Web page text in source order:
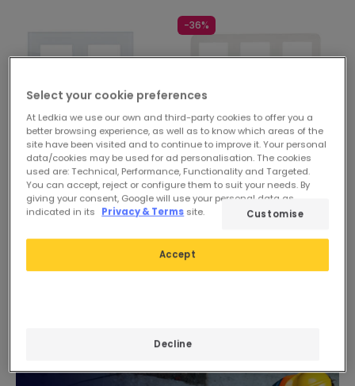
7,09 €
ADVANCED
Glazen frame met 2
Beschikbaar, levering
-36%
Voorheen 1,09 €
0,70 €
PROMO
Select your cookie preferences
At Ledkia we use our own and third-party cookies to offer you a
better browsing experience, as well as to know which areas of the
site have been visited and to continue to improve it. Your personal
data/cookies may be used for ad personalisation. The cookies
used are: Technical, Performance, Functionality and Targeted.
You can accept, reject or configure them to suit your needs. By
giving your consent, Google will use your personal data as
indicated in its
Privacy & Terms site.
Decline
Accept
Customise